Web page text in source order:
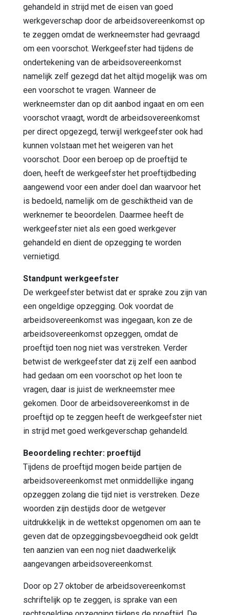
gehandeld in strijd met de eisen van goed
werkgeverschap door de arbeidsovereenkomst op
te zeggen omdat de werkneemster had gevraagd
om een voorschot. Werkgeefster had tijdens de
ondertekening van de arbeidsovereenkomst
namelijk zelf gezegd dat het altijd mogelijk was om
een voorschot te vragen. Wanneer de
werkneemster dan op dit aanbod ingaat en om een
voorschot vraagt, wordt de arbeidsovereenkomst
per direct opgezegd, terwijl werkgeefster ook had
kunnen volstaan met het weigeren van het
voorschot. Door een beroep op de proeftijd te
doen, heeft de werkgeefster het proeftijdbeding
aangewend voor een ander doel dan waarvoor het
is bedoeld, namelijk om de geschiktheid van de
werknemer te beoordelen. Daarmee heeft de
werkgeefster niet als een goed werkgever
gehandeld en dient de opzegging te worden
vernietigd.
Standpunt werkgeefster
De werkgeefster betwist dat er sprake zou zijn van
een ongeldige opzegging. Ook voordat de
arbeidsovereenkomst was ingegaan, kon ze de
arbeidsovereenkomst opzeggen, omdat de
proeftijd toen nog niet was verstreken. Verder
betwist de werkgeefster dat zij zelf een aanbod
had gedaan om een voorschot op het loon te
vragen, daar is juist de werkneemster mee
gekomen. Door de arbeidsovereenkomst in de
proeftijd op te zeggen heeft de werkgeefster niet
in strijd met goed werkgeverschap gehandeld.
Beoordeling rechter: proeftijd
Tijdens de proeftijd mogen beide partijen de
arbeidsovereenkomst met onmiddellijke ingang
opzeggen zolang die tijd niet is verstreken. Deze
woorden zijn destijds door de wetgever
uitdrukkelijk in de wettekst opgenomen om aan te
geven dat de opzeggingsbevoegdheid ook geldt
ten aanzien van een nog niet daadwerkelijk
aangevangen arbeidsovereenkomst.
Door op 27 oktober de arbeidsovereenkomst
schriftelijk op te zeggen, is sprake van een